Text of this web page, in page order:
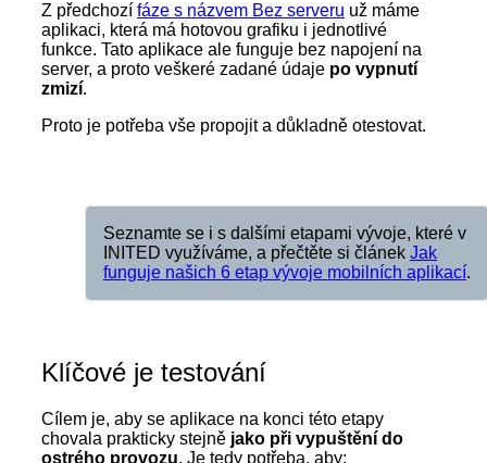
Z předchozí fáze s názvem Bez serveru už máme
aplikaci, která má hotovou grafiku i jednotlivé
funkce. Tato aplikace ale funguje bez napojení na
server, a proto veškeré zadané údaje po vypnutí
zmizí.
Proto je potřeba vše propojit a důkladně otestovat.
Seznamte se i s dalšími etapami vývoje, které v
INITED využíváme, a přečtěte si článek Jak
funguje našich 6 etap vývoje mobilních aplikací.
Klíčové je testování
Cílem je, aby se aplikace na konci této etapy
chovala prakticky stejně jako při vypuštění do
ostrého provozu. Je tedy potřeba, aby: